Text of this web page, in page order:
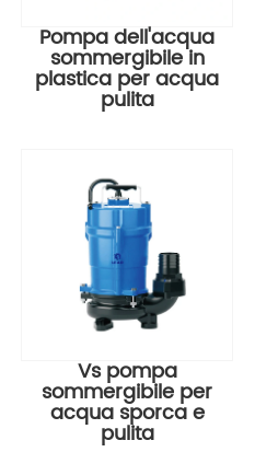
Pompa dell'acqua
sommergibile in
plastica per acqua
pulita
Vs pompa
sommergibile per
acqua sporca e
pulita